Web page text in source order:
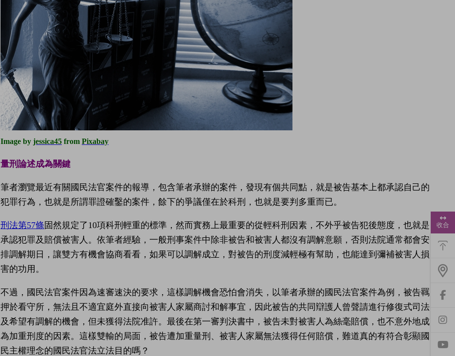
Image by jessica45 from Pixabay
量刑論述成為關鍵
筆者瀏覽最近有關國民法官案件的報導，包含筆者承辦的案件，發現有個共同點，就是被告基本上都承認自己的
犯罪行為，也就是所謂罪證確鑿的案件，餘下的爭議僅在於科刑，也就是要判多重而已。
刑法第57條固然規定了10項科刑輕重的標準，然而實務上最重要的從輕科刑因素，不外乎被告犯後態度，也就是
承認犯罪及賠償被害人。依筆者經驗，一般刑事案件中除非被告和被害人都沒有調解意願，否則法院通常都會安
排調解期日，讓雙方有機會協商看看，如果可以調解成立，對被告的刑度減輕極有幫助，也能達到彌補被害人損
害的功用。
不過，國民法官案件因為速審速決的要求，這樣調解機會恐怕會消失，以筆者承辦的國民法官案件為例，被告羈
押於看守所，無法且不適宜庭外直接向被害人家屬商討和解事宜，因此被告的共同辯護人曾聲請進行修復式司法
及希望有調解的機會，但未獲得法院准許。最後在第一審判決書中，被告未對被害人為絲毫賠償，也不意外地成
為加重刑度的因素。這樣雙輸的局面，被告遭加重量刑、被害人家屬無法獲得任何賠償，難道真的有符合彰顯國
民主權理念的國民法官法立法目的嗎？
動
功
收合
f
a
b
i
n